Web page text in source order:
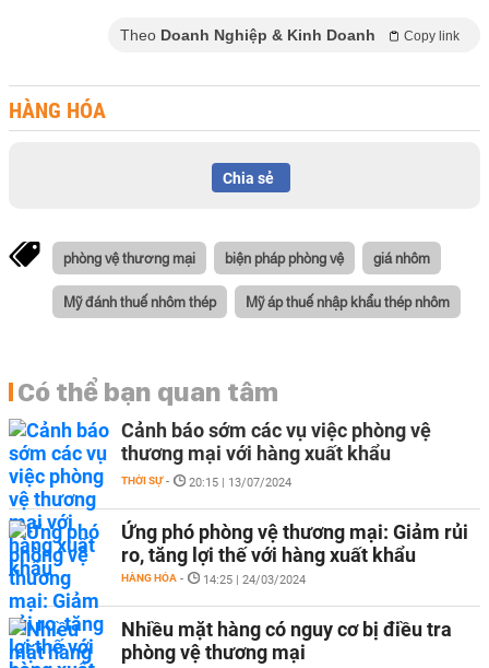
Theo Doanh Nghiệp & Kinh Doanh Copy link
HÀNG HÓA
Chia sẻ
phòng vệ thương mại biện pháp phòng vệ giá nhôm
Mỹ đánh thuế nhôm thép Mỹ áp thuế nhập khẩu thép nhôm
Có thể bạn quan tâm
Cảnh báo sớm các vụ việc phòng vệ
thương mại với hàng xuất khẩu
THỜI SỰ - 20:15 | 13/07/2024
Ứng phó phòng vệ thương mại: Giảm rủi
ro, tăng lợi thế với hàng xuất khẩu
HÀNG HÓA - 14:25 | 24/03/2024
Nhiều mặt hàng có nguy cơ bị điều tra
phòng vệ thương mại